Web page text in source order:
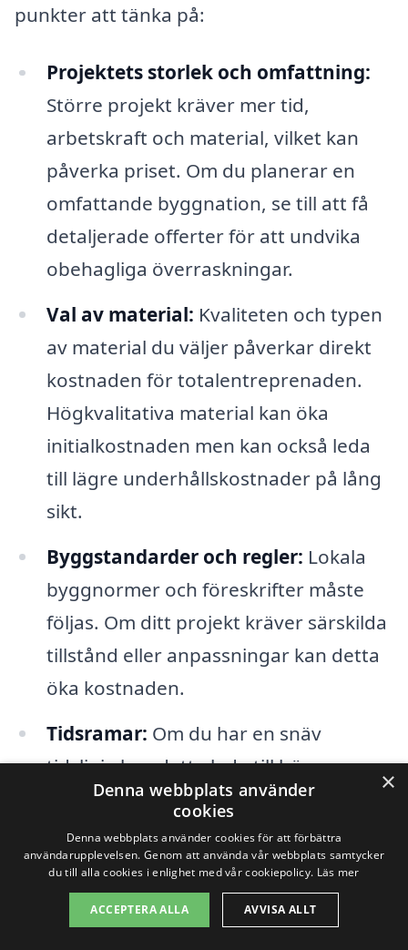
punkter att tänka på:
Projektets storlek och omfattning:
Större projekt kräver mer tid,
arbetskraft och material, vilket kan
påverka priset. Om du planerar en
omfattande byggnation, se till att få
detaljerade offerter för att undvika
obehagliga överraskningar.
Val av material: Kvaliteten och typen
av material du väljer påverkar direkt
kostnaden för totalentreprenaden.
Högkvalitativa material kan öka
initialkostnaden men kan också leda
till lägre underhållskostnader på lång
sikt.
Byggstandarder och regler: Lokala
byggnormer och föreskrifter måste
följas. Om ditt projekt kräver särskilda
tillstånd eller anpassningar kan detta
öka kostnaden.
Tidsramar: Om du har en snäv
tidslinje kan detta leda till högre
kostnader, särskilt om fler arbetare
behöver anställas för att uppfylla
deadline.
Entreprenörens erfarenhet:En
×
Denna webbplats använder
cookies
Denna webbplats använder cookies för att förbättra
användarupplevelsen. Genom att använda vår webbplats samtycker
du till alla cookies i enlighet med vår cookiepolicy. Läs mer
ACCEPTERA ALLA AVVISA ALLT